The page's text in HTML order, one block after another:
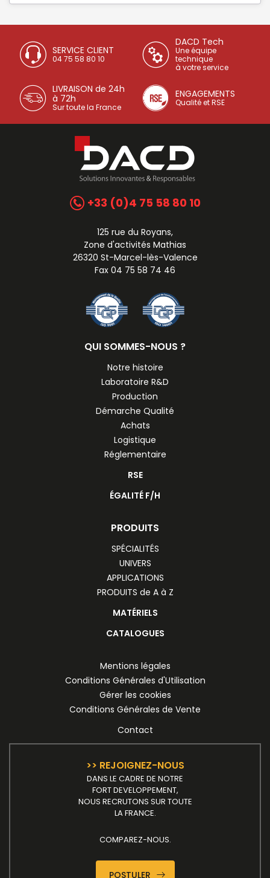
SERVICE CLIENT
04 75 58 80 10
DACD Tech
Une équipe
technique
à votre service
LIVRAISON de 24h
à 72h
Sur toute la France
ENGAGEMENTS
Qualité et RSE
+33 (0)4 75 58 80 10
125 rue du Royans,
Zone d'activités Mathias
26320 St-Marcel-lès-Valence
Fax 04 75 58 74 46
QUI SOMMES-NOUS ?
Notre histoire
Laboratoire R&D
Production
Démarche Qualité
Achats
Logistique
Réglementaire
RSE
ÉGALITÉ F/H
PRODUITS
SPÉCIALITÉS
UNIVERS
APPLICATIONS
PRODUITS de A à Z
MATÉRIELS
CATALOGUES
Mentions légales
Conditions Générales d'Utilisation
Gérer les cookies
Conditions Générales de Vente
Contact
>> REJOIGNEZ-NOUS
DANS LE CADRE DE NOTRE
FORT DEVELOPPEMENT,
NOUS RECRUTONS SUR TOUTE
LA FRANCE.
COMPAREZ-NOUS.
POSTULER